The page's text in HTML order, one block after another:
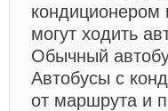
могут ходить
Обычный
Автобусы с
от маршрута и